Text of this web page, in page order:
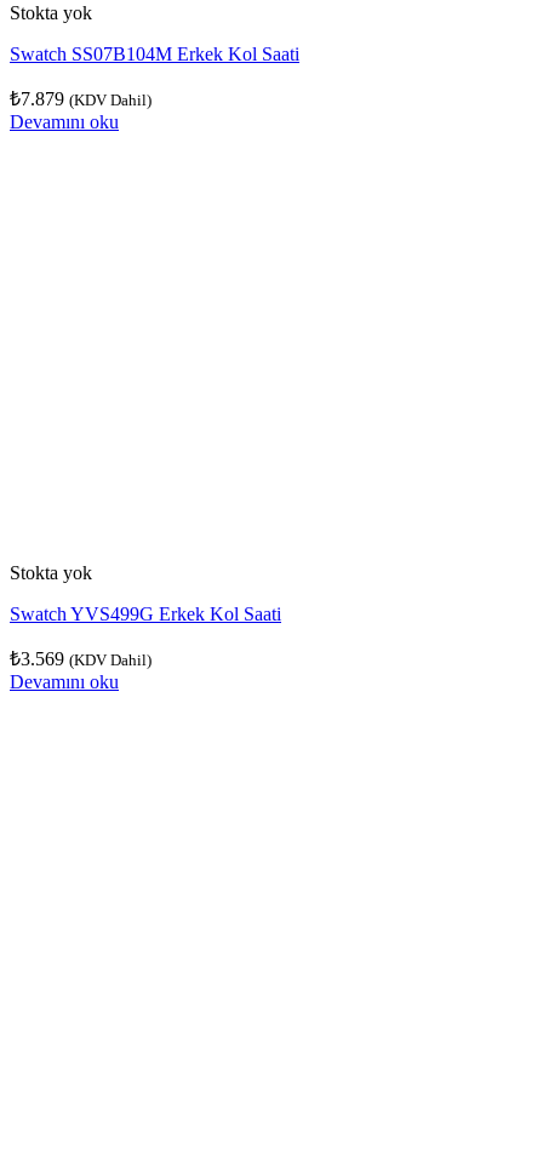
Stokta yok
Swatch SS07B104M Erkek Kol Saati
₺7.879 (KDV Dahil)
Devamını oku
Stokta yok
Swatch YVS499G Erkek Kol Saati
₺3.569 (KDV Dahil)
Devamını oku